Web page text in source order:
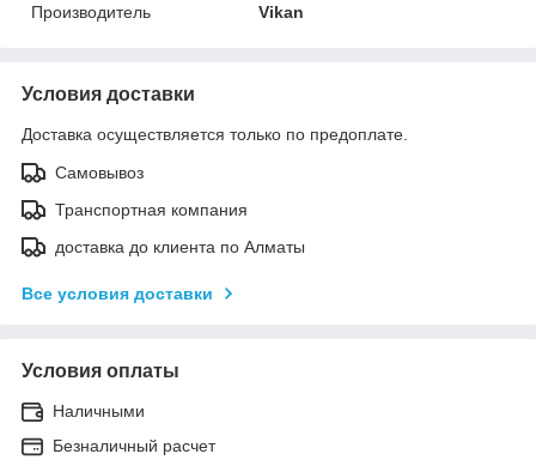
Производитель
Vikan
Условия доставки
Доставка осуществляется только по предоплате.
Самовывоз
Транспортная компания
доставка до клиента по Алматы
Все условия доставки
Условия оплаты
Наличными
Безналичный расчет